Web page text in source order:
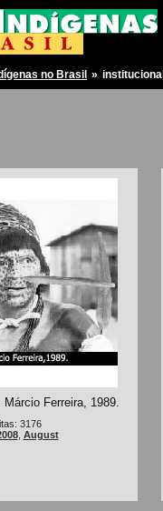
no Brasil » institucional
Ferreira, 1989.
3176
, August